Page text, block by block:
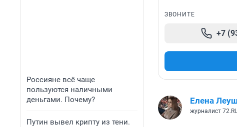
Россияне всё чаще
пользуются наличными
деньгами. Почему?
Путин вывел крипту из тени.
ЗВОНИТЕ
+7
Елена
журналист